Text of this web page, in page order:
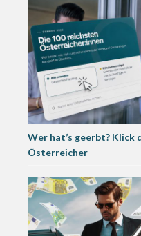
Wer hat’s geerbt? Klick
Österreicher